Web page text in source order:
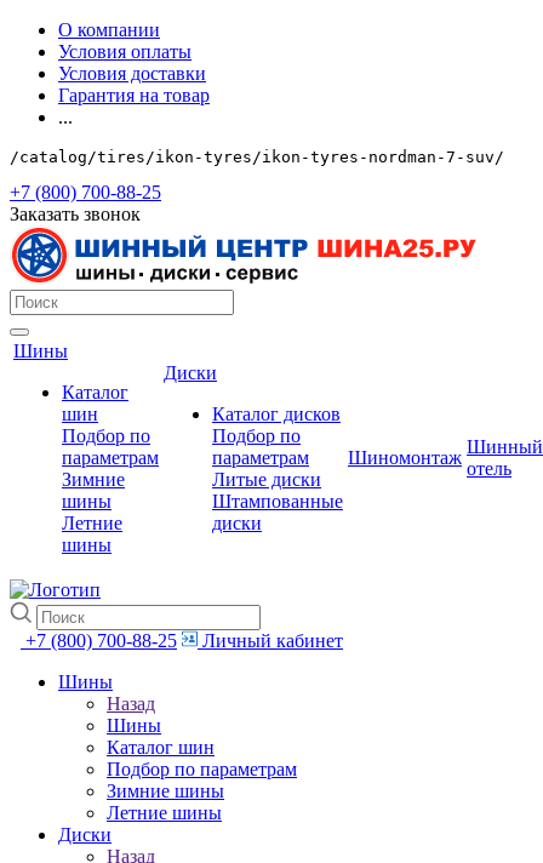
О компании
Условия оплаты
Условия доставки
Гарантия на товар
...
/catalog/tires/ikon-tyres/ikon-tyres-nordman-7-suv/
+7 (800) 700-88-25
Заказать звонок
Шины
Каталог
шин
Подбор по
параметрам
Зимние
шины
Летние
шины
Диски
Каталог дисков
Подбор по
параметрам
Литые диски
Штампованные
диски
Шиномонтаж
Шинный
отель
+7 (800) 700-88-25
Личный кабинет
Шины
Назад
Шины
Каталог шин
Подбор по параметрам
Зимние шины
Летние шины
Диски
Назад